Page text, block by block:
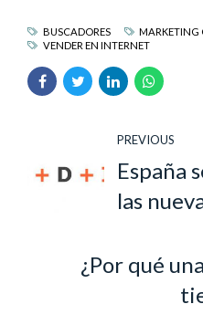
BUSCADORES
MARKETING
VENDER EN INTERNET
PREVIOUS
España
las
¿Por qué